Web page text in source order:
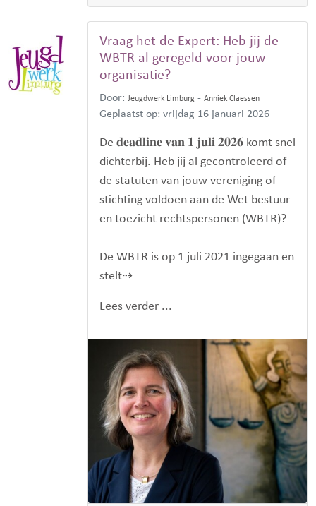
Vraag het de Expert: Heb jij de
WBTR al geregeld voor jouw
organisatie?
Door: Jeugdwerk Limburg - Anniek Claessen
Geplaatst op: vrijdag 16 januari 2026
De 𝐝𝐞𝐚𝐝𝐥𝐢𝐧𝐞 𝐯𝐚𝐧 𝟏 𝐣𝐮𝐥𝐢 𝟐𝟎𝟐𝟔 komt snel
dichterbij. Heb jij al gecontroleerd of
de statuten van jouw vereniging of
stichting voldoen aan de Wet bestuur
en toezicht rechtspersonen (WBTR)?
De WBTR is op 1 juli 2021 ingegaan en
stelt⇢
Lees verder ...